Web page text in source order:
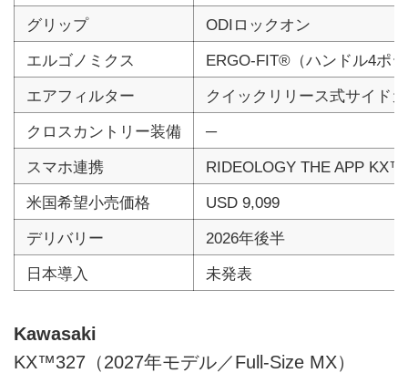
グリップ
ODIロックオン
エルゴノミクス
ERGO-FIT®（ハンドル4ポ
エアフィルター
クイックリリース式サイド
クロスカントリー装備
─
スマホ連携
RIDEOLOGY THE APP
米国希望小売価格
USD 9,099
デリバリー
2026年後半
日本導入
未発表
Kawasaki
KX™327（2027年モデル／Full-Size MX）